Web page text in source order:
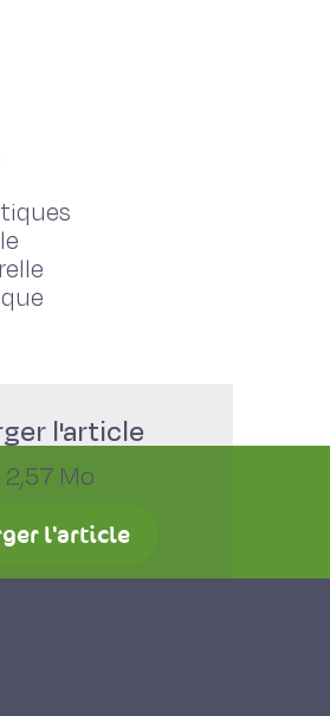
l'article
2,57 Mo
l'article